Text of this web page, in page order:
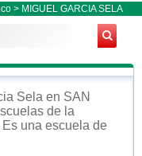
> MIGUEL GARCIA SELA
Sela en SAN
de la
Es una escuela de